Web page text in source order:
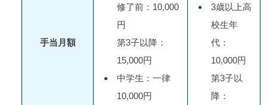
手当月額
修了前：10,000
円
第3子以降：
15,000円
中学生：一律
10,000円
3歳以上高
校生年
代：
10,000円
第3子以
降：